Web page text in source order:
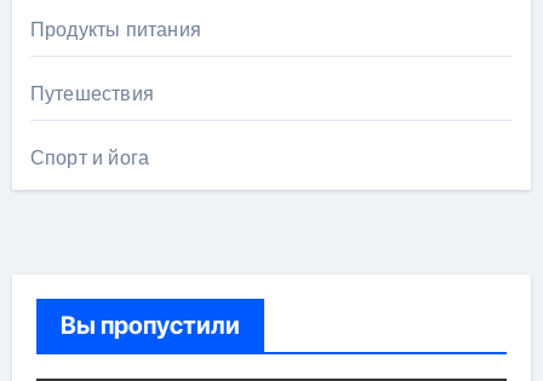
Продукты питания
Путешествия
Спорт и йога
Вы пропустили